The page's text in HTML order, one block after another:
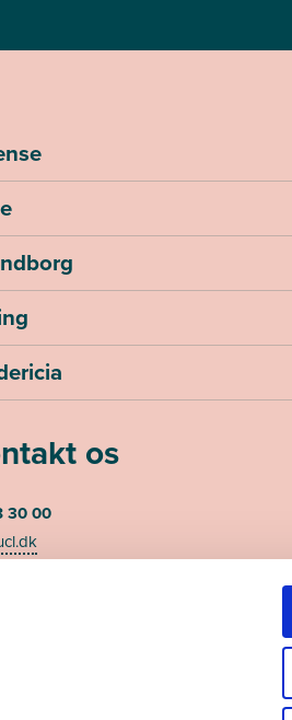
os
30 00
30859480